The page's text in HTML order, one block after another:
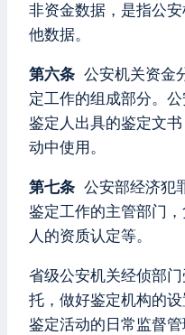
非资金数据，是指公
他数据。
第六条 公安机关资金
定工作的组成部分。
鉴定人出具的鉴定文
动中使用。
第七条 公安部经济犯
鉴定工作的主管部门
人的资质认定等。
省级公安机关经侦部
托，做好鉴定机构的
鉴定活动的日常监督管